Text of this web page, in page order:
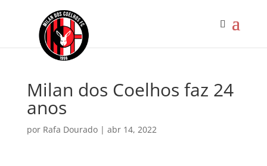
Milan dos Coelhos faz 24
anos
por Rafa Dourado| abr 14, 2022